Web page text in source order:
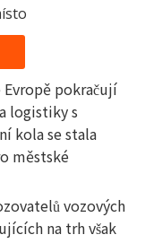
pokračují
logistiky s
kola se stala
městské
vozových
na trh však